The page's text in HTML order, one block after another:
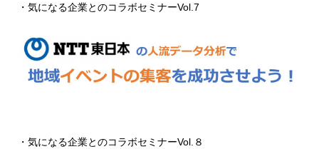
・気になる企業とのコラボセミナーVol.7
・気になる企業とのコラボセミナーVol.８